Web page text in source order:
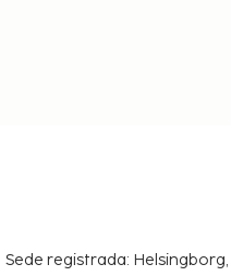
Sede registrada: Helsingborg,